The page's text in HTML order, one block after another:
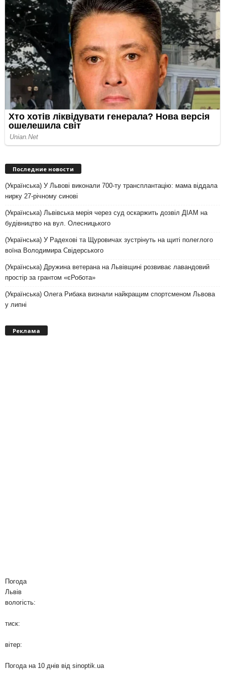
Последние новости
(Українська) У Львові виконали 700-ту трансплантацію: мама віддала
нирку 27-річному синові
(Українська) Львівська мерія через суд оскаржить дозвіл ДІАМ на
будівництво на вул. Олесницького
(Українська) У Радехові та Щуровичах зустрінуть на щиті полеглого
воїна Володимира Свідерського
(Українська) Дружина ветерана на Львівщині розвиває лавандовий
простір за грантом «єРобота»
(Українська) Олега Рибака визнали найкращим спортсменом Львова
у липні
Реклама
Погода
Львів
вологість:
тиск:
вітер:
Погода на 10 днів від sinoptik.ua